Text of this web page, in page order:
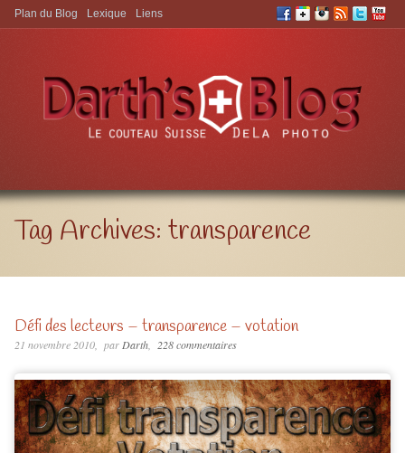
Aller à:
Plan du Blog Lexique Liens
Tag Archives: transparence
Défi des lecteurs – transparence – votation
21 novembre 2010 parDarth 228 commentaires